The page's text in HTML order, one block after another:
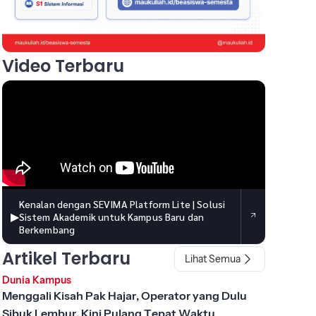
Video Terbaru
▶
Kenalan dengan SEVIMA Platform Lite | Solusi
Sistem Akademik untuk Kampus Baru dan
Berkembang
Artikel Terbaru
Lihat Semua
Dunia Kampus
Menggali Kisah Pak Hajar, Operator yang Dulu
Sibuk Lembur, Kini Pulang Tepat Waktu